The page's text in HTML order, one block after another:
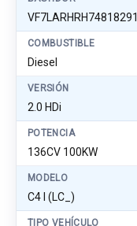
VF7LARHRH74818291
COMBUSTIBLE
Diesel
VERSIÓN
2.0 HDi
POTENCIA
136CV 100KW
MODELO
C4 I (LC_)
TIPO VEHÍCULO